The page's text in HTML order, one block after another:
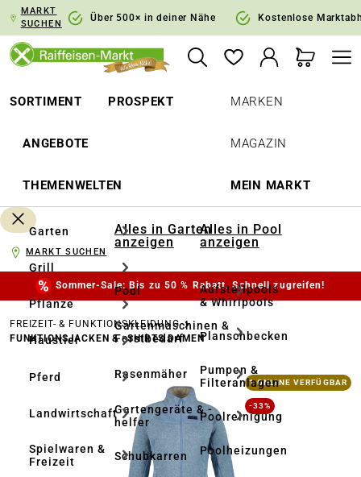
Zur Hauptnavigation springen
MARKT
SUCHEN
Über 500× in deiner Nähe Kostenlose
SORTIMENT PROSPEKT
ANGEBOTE
THEMENWELTEN
MARKEN
MAGAZIN
MEIN MARKT
Garten
Grill
Pflanze
Haustier
Pferd
Landwirtschaft
Spielwaren &
Freizeit
Alles in Garten
anzeigen
Pool
Gartenmaschinen &
Forstbedarf
Rasenmäher
Gartengeräte & -
helfer
Schubkarren
Alles in Pool
anzeigen
Aufstellpools
& Whirlpools
Planschbecken
Pumpen &
Filteranlagen
Poolreinigung
Poolheizungen
MARKT SUCHEN
Sommer-Sale: Bis zu 50 % Rabatt. Schnell zugreifen!
FREIZEIT- & FUNKTIONSKLEIDUNG
FUNKTIONSJACKEN & -SHIRTS DAMEN
Bildergalerie überspringen 1 ONLINE VERFÜGBAR
-33%